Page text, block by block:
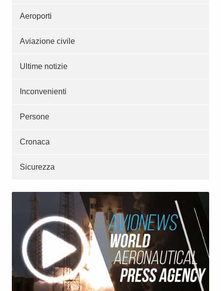
Aeroporti
Aviazione civile
Ultime notizie
Inconvenienti
Persone
Cronaca
Sicurezza